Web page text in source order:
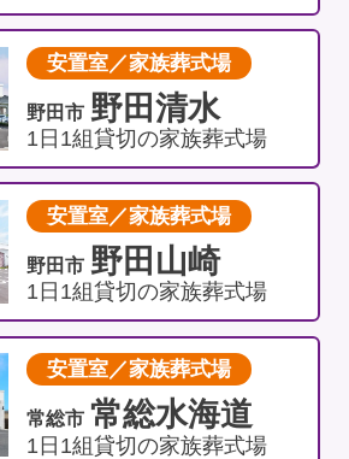
安置室／家族葬式場
野田市 野田清水
1日1組貸切の家族葬式場
安置室／家族葬式場
野田市 野田山崎
1日1組貸切の家族葬式場
安置室／家族葬式場
常総市 常総水海道
1日1組貸切の家族葬式場